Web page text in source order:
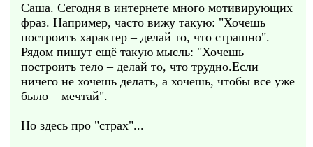
Саша. Сегодня в интернете много мотивирующих
фраз. Например, часто вижу такую: "Хочешь
построить характер – делай то, что страшно".
Рядом пишут ещё такую мысль: "Хочешь
построить тело – делай то, что трудно.Если
ничего не хочешь делать, а хочешь, чтобы все уже
было – мечтай".
Но здесь про "страх"...